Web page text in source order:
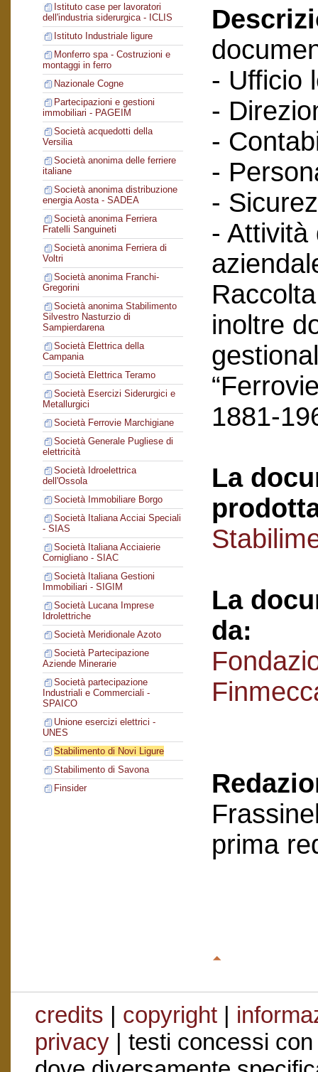
Istituto case per lavoratori
dell'industria siderurgica - ICLIS
Istituto Industriale ligure
Monferro spa - Costruzioni e
montaggi in ferro
Nazionale Cogne
Partecipazioni e gestioni
immobiliari - PAGEIM
Società acquedotti della
Versilia
Società anonima delle ferriere
italiane
Società anonima distribuzione
energia Aosta - SADEA
Società anonima Ferriera
Fratelli Sanguineti
Società anonima Ferriera di
Voltri
Società anonima Franchi-
Gregorini
Società anonima Stabilimento
Silvestro Nasturzio di
Sampierdarena
Società Elettrica della
Campania
Società Elettrica Teramo
Società Esercizi Siderurgici e
Metallurgici
Società Ferrovie Marchigiane
Società Generale Pugliese di
elettricità
Società Idroelettrica
dell'Ossola
Società Immobiliare Borgo
Società Italiana Acciai Speciali
- SIAS
Società Italiana Acciaierie
Cornigliano - SIAC
Società Italiana Gestioni
Immobiliari - SIGIM
Società Lucana Imprese
Idrolettriche
Società Meridionale Azoto
Società Partecipazione
Aziende Minerarie
Società partecipazione
Industriali e Commerciali -
SPAICO
Unione esercizi elettrici -
UNES
Stabilimento di Novi Ligure
Stabilimento di Savona
Finsider
- Ufficio
-
-
-
-
- Attività
inoltre
1881-
La
La
da:
prima
credits | copyright|
privacy| testi concessi